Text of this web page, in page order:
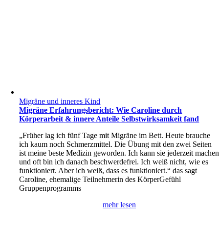
Migräne und inneres Kind
Migräne Erfahrungsbericht: Wie Caroline durch
Körperarbeit & innere Anteile Selbstwirksamkeit fand
„Früher lag ich fünf Tage mit Migräne im Bett. Heute brauche
ich kaum noch Schmerzmittel. Die Übung mit den zwei Seiten
ist meine beste Medizin geworden. Ich kann sie jederzeit machen
und oft bin ich danach beschwerdefrei. Ich weiß nicht, wie es
funktioniert. Aber ich weiß, dass es funktioniert.“ das sagt
Caroline, ehemalige Teilnehmerin des KörperGefühl
Gruppenprogramms
mehr lesen